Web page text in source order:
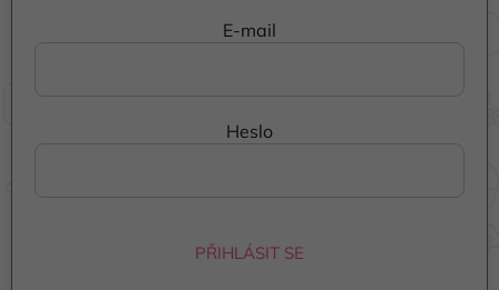
E-mail
Heslo
PŘIHLÁSIT SE